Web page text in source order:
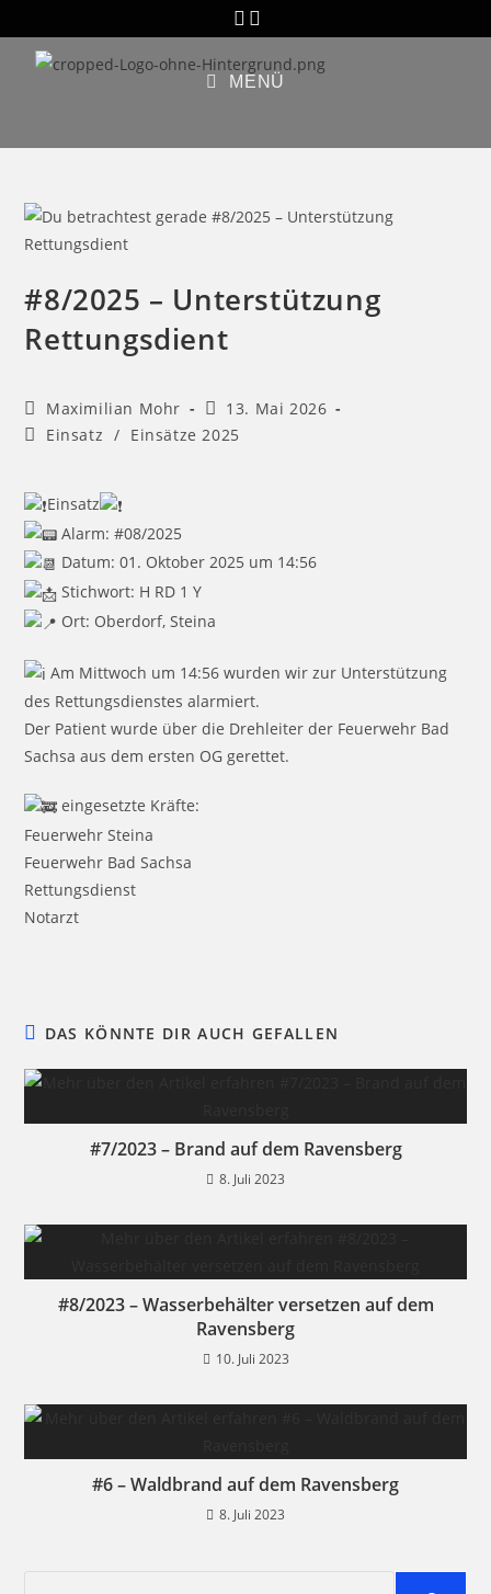
MENÜ
#8/2025 – Unterstützung
Rettungsdient
Maximilian Mohr
13. Mai 2026
Einsatz / Einsätze 2025
Einsatz
Alarm: #08/2025
Datum: 01. Oktober 2025 um 14:56
Stichwort: H RD 1 Y
Ort: Oberdorf, Steina
Am Mittwoch um 14:56 wurden wir zur Unterstützung
des Rettungsdienstes alarmiert.
Der Patient wurde über die Drehleiter der Feuerwehr Bad
Sachsa aus dem ersten OG gerettet.
eingesetzte Kräfte:
Feuerwehr Steina
Feuerwehr Bad Sachsa
Rettungsdienst
Notarzt
DAS KÖNNTE DIR AUCH GEFALLEN
#7/2023 – Brand auf dem Ravensberg
8. Juli 2023
#8/2023 – Wasserbehälter versetzen auf dem
Ravensberg
10. Juli 2023
#6 – Waldbrand auf dem Ravensberg
8. Juli 2023